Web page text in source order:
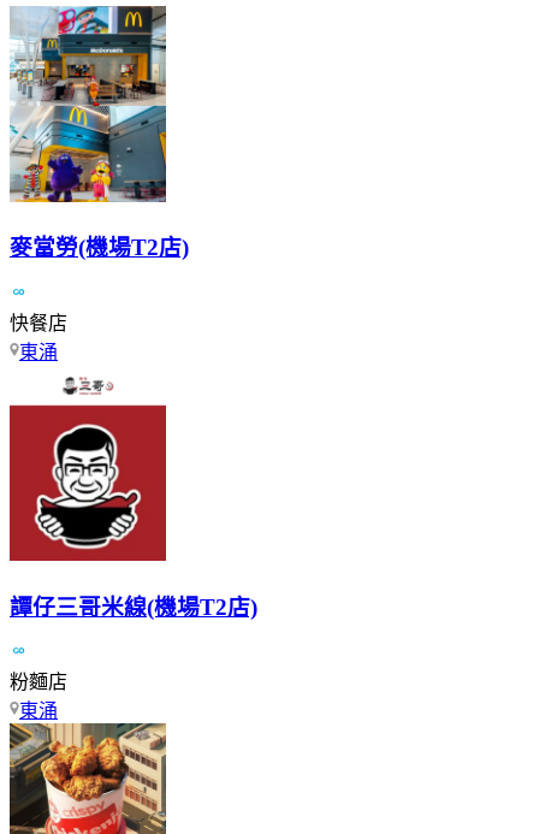
麥當勞(機場T2店)
快餐店
東涌
譚仔三哥米線(機場T2店)
粉麵店
東涌